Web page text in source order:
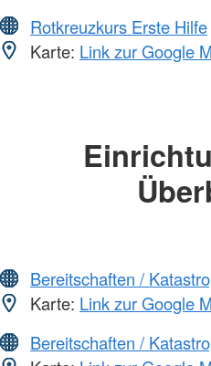
Rotkreuzkurs Erste Hilfe
Karte: Link zur Google
Bereitschaften /
Karte: Link zur Google
Bereitschaften /